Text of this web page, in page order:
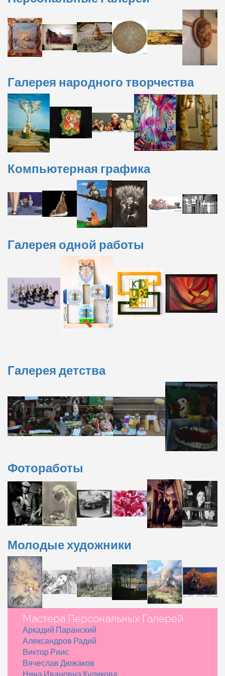
Галерея народного творчества
Компьютерная графика
Галерея одной работы
Галерея детства
Фотоработы
Молодые художники
Мастера Персональных Галерей
Аркадий Паранский
Александров Радий
Виктор Риис
Вячеслав Дюжаков
Нина Ивановна Куликова